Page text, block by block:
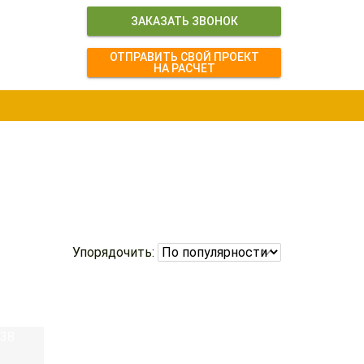
ЗАКАЗАТЬ ЗВОНОК
ОТПРАВИТЬ СВОЙ ПРОЕКТ
НА РАСЧЕТ
Упорядочить: